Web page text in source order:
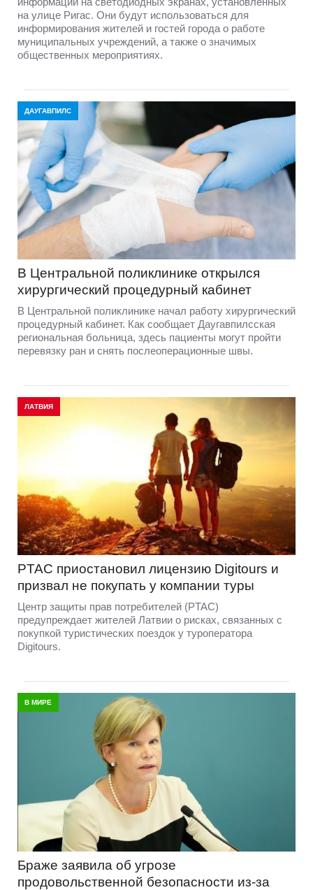
на улице Ригас. Они будут использоваться для
информирования жителей и гостей города о работе
муниципальных учреждений, а также о значимых
общественных мероприятиях.
ДАУГАВПИЛС
В Центральной поликлинике открылся
хирургический процедурный кабинет
В Центральной поликлинике начал работу хирургический
процедурный кабинет. Как сообщает Даугавпилсская
региональная больница, здесь пациенты могут пройти
перевязку ран и снять послеоперационные швы.
ЛАТВИЯ
PTAC приостановил лицензию Digitours и
призвал не покупать у компании туры
Центр защиты прав потребителей (PTAC)
предупреждает жителей Латвии о рисках, связанных с
покупкой туристических поездок у туроператора
Digitours.
В МИРЕ
Браже заявила об угрозе
продовольственной безопасности из-за